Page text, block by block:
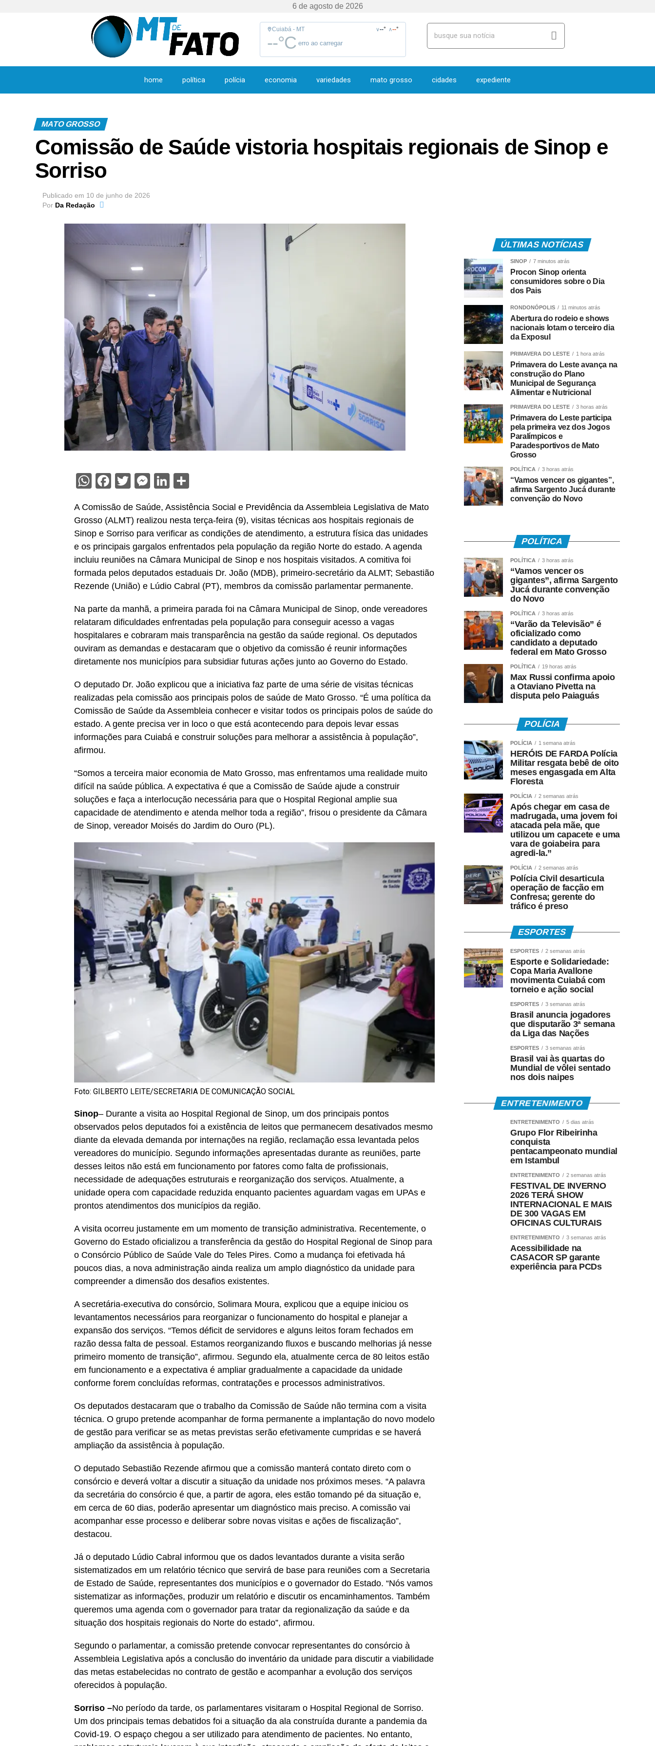
Cuiabá - MT ∨--° ∧--°
--°C erro ao carregar
home política polícia economia variedades mato grosso cidades expediente
6 de agosto de 2026
MATO GROSSO
Comissão de Saúde vistoria hospitais regionais de Sinop e
Sorriso
Publicado em 10 de junho de 2026
Por Da Redação
WhatsApp
Facebook
Twitter
Messenger
LinkedIn
A Comissão de Saúde, Assistência Social e Previdência da Assembleia Legislativa de Mato
Grosso (ALMT) realizou nesta terça-feira (9), visitas técnicas aos hospitais regionais de
Sinop e Sorriso para verificar as condições de atendimento, a estrutura física das unidades
e os principais gargalos enfrentados pela população da região Norte do estado. A agenda
incluiu reuniões na Câmara Municipal de Sinop e nos hospitais visitados. A comitiva foi
formada pelos deputados estaduais Dr. João (MDB), primeiro-secretário da ALMT; Sebastião
Rezende (União) e Lúdio Cabral (PT), membros da comissão parlamentar permanente.
Na parte da manhã, a primeira parada foi na Câmara Municipal de Sinop, onde vereadores
relataram dificuldades enfrentadas pela população para conseguir acesso a vagas
hospitalares e cobraram mais transparência na gestão da saúde regional. Os deputados
ouviram as demandas e destacaram que o objetivo da comissão é reunir informações
diretamente nos municípios para subsidiar futuras ações junto ao Governo do Estado.
O deputado Dr. João explicou que a iniciativa faz parte de uma série de visitas técnicas
realizadas pela comissão aos principais polos de saúde de Mato Grosso. “É uma política da
Comissão de Saúde da Assembleia conhecer e visitar todos os principais polos de saúde do
estado. A gente precisa ver in loco o que está acontecendo para depois levar essas
informações para Cuiabá e construir soluções para melhorar a assistência à população”,
afirmou.
“Somos a terceira maior economia de Mato Grosso, mas enfrentamos uma realidade muito
difícil na saúde pública. A expectativa é que a Comissão de Saúde ajude a construir
soluções e faça a interlocução necessária para que o Hospital Regional amplie sua
capacidade de atendimento e atenda melhor toda a região”, frisou o presidente da Câmara
de Sinop, vereador Moisés do Jardim do Ouro (PL).
Foto: GILBERTO LEITE/SECRETARIA DE COMUNICAÇÃO SOCIAL
Sinop– Durante a visita ao Hospital Regional de Sinop, um dos principais pontos
observados pelos deputados foi a existência de leitos que permanecem desativados mesmo
diante da elevada demanda por internações na região, reclamação essa levantada pelos
vereadores do município. Segundo informações apresentadas durante as reuniões, parte
desses leitos não está em funcionamento por fatores como falta de profissionais,
necessidade de adequações estruturais e reorganização dos serviços. Atualmente, a
unidade opera com capacidade reduzida enquanto pacientes aguardam vagas em UPAs e
prontos atendimentos dos municípios da região.
A visita ocorreu justamente em um momento de transição administrativa. Recentemente, o
Governo do Estado oficializou a transferência da gestão do Hospital Regional de Sinop para
o Consórcio Público de Saúde Vale do Teles Pires. Como a mudança foi efetivada há
poucos dias, a nova administração ainda realiza um amplo diagnóstico da unidade para
compreender a dimensão dos desafios existentes.
A secretária-executiva do consórcio, Solimara Moura, explicou que a equipe iniciou os
levantamentos necessários para reorganizar o funcionamento do hospital e planejar a
expansão dos serviços. “Temos déficit de servidores e alguns leitos foram fechados em
razão dessa falta de pessoal. Estamos reorganizando fluxos e buscando melhorias já nesse
primeiro momento de transição”, afirmou. Segundo ela, atualmente cerca de 80 leitos estão
em funcionamento e a expectativa é ampliar gradualmente a capacidade da unidade
conforme forem concluídas reformas, contratações e processos administrativos.
Os deputados destacaram que o trabalho da Comissão de Saúde não termina com a visita
técnica. O grupo pretende acompanhar de forma permanente a implantação do novo modelo
de gestão para verificar se as metas previstas serão efetivamente cumpridas e se haverá
ampliação da assistência à população.
O deputado Sebastião Rezende afirmou que a comissão manterá contato direto com o
consórcio e deverá voltar a discutir a situação da unidade nos próximos meses. “A palavra
da secretária do consórcio é que, a partir de agora, eles estão tomando pé da situação e,
em cerca de 60 dias, poderão apresentar um diagnóstico mais preciso. A comissão vai
acompanhar esse processo e deliberar sobre novas visitas e ações de fiscalização”,
destacou.
Já o deputado Lúdio Cabral informou que os dados levantados durante a visita serão
sistematizados em um relatório técnico que servirá de base para reuniões com a Secretaria
de Estado de Saúde, representantes dos municípios e o governador do Estado. “Nós vamos
sistematizar as informações, produzir um relatório e discutir os encaminhamentos. Também
queremos uma agenda com o governador para tratar da regionalização da saúde e da
situação dos hospitais regionais do Norte do estado”, afirmou.
Segundo o parlamentar, a comissão pretende convocar representantes do consórcio à
Assembleia Legislativa após a conclusão do inventário da unidade para discutir a viabilidade
das metas estabelecidas no contrato de gestão e acompanhar a evolução dos serviços
oferecidos à população.
Sorriso –No período da tarde, os parlamentares visitaram o Hospital Regional de Sorriso.
Um dos principais temas debatidos foi a situação da ala construída durante a pandemia da
Covid-19. O espaço chegou a ser utilizado para atendimento de pacientes. No entanto,
ÚLTIMAS NOTÍCIAS
SINOP 7 minutos atrás
Procon Sinop orienta
consumidores sobre o Dia
dos Pais
RONDONÓPOLIS 11 minutos atrás
Abertura do rodeio e shows
nacionais lotam o terceiro dia
da Exposul
PRIMAVERA DO LESTE 1 hora atrás
Primavera do Leste avança na
construção do Plano
Municipal de Segurança
Alimentar e Nutricional
PRIMAVERA DO LESTE 3 horas atrás
Primavera do Leste participa
pela primeira vez dos Jogos
Paralímpicos e
Paradesportivos de Mato
Grosso
POLÍTICA 3 horas atrás
“Vamos vencer os gigantes”,
afirma Sargento Jucá durante
convenção do Novo
POLÍTICA
POLÍTICA 3 horas atrás
“Vamos vencer os
gigantes”, afirma Sargento
Jucá durante convenção
do Novo
POLÍTICA 3 horas atrás
“Varão da Televisão” é
oficializado como
candidato a deputado
federal em Mato Grosso
POLÍTICA 19 horas atrás
Max Russi confirma apoio
a Otaviano Pivetta na
disputa pelo Paiaguás
POLÍCIA
POLÍCIA 1 semana atrás
HERÓIS DE FARDA Polícia
Militar resgata bebê de oito
meses engasgada em Alta
Floresta
POLÍCIA 2 semanas atrás
Após chegar em casa de
madrugada, uma jovem foi
atacada pela mãe, que
utilizou um capacete e uma
vara de goiabeira para
agredi-la.”
POLÍCIA 2 semanas atrás
Polícia Civil desarticula
operação de facção em
Confresa; gerente do
tráfico é preso
ESPORTES
ESPORTES 2 semanas atrás
Esporte e Solidariedade:
Copa Maria Avallone
movimenta Cuiabá com
torneio e ação social
ESPORTES 3 semanas atrás
Brasil anuncia jogadores
que disputarão 3ª semana
da Liga das Nações
ESPORTES 3 semanas atrás
Brasil vai às quartas do
Mundial de vôlei sentado
nos dois naipes
ENTRETENIMENTO
ENTRETENIMENTO 5 dias atrás
Grupo Flor Ribeirinha
conquista
pentacampeonato mundial
em Istambul
ENTRETENIMENTO 2 semanas atrás
FESTIVAL DE INVERNO
2026 TERÁ SHOW
INTERNACIONAL E MAIS
DE 300 VAGAS EM
OFICINAS CULTURAIS
ENTRETENIMENTO 3 semanas atrás
Acessibilidade na
CASACOR SP garante
experiência para PCDs